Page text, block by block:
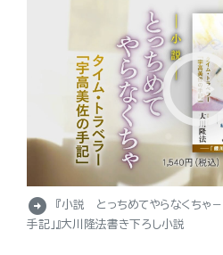
arrow_circle_right
『小説 とっちめてやらなくちゃ－
手記」』大川隆法書き下ろし小説